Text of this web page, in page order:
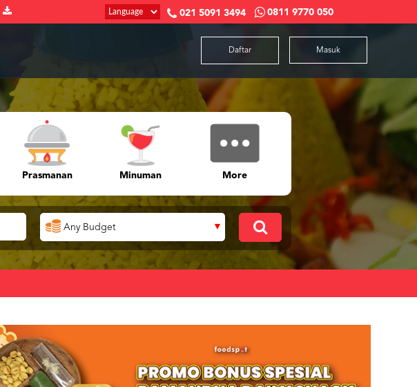
021 5091 3494 0811 9770 050
Masuk
Daftar
Prasmanan Minuman More